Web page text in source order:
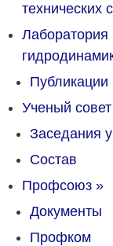
технических
Лаборатория
Публикации
Ученый совет
Заседания
Состав
Профсоюз »
Документы
Профком